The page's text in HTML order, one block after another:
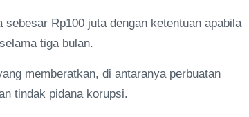
Rp100 juta dengan ketentuan apabila
tiga bulan.
memberatkan, di antaranya perbuatan
tindak pidana korupsi.